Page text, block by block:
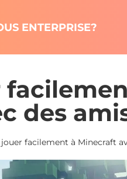
ENTERPRISE?
des
facilement à Minecraft